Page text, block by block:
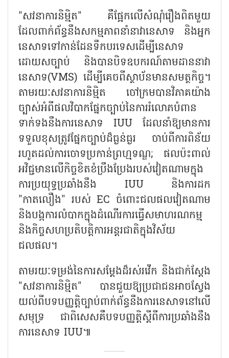
"សវនាការនិម្មិត" ​គឺផ្អែកលើសំណុំរឿងពិត​មួយ
ដែលពាក់ព័ន្ធនឹងសកម្មភាពនាំនា​វានេសាទ និងអ្នក
នេសាទទៅកាន់ដែនទឹកបរទេសដើម្បី​​នេសាទ
ដោយសច្បាប់ និង​បានបិទ​ឧបករណ៍តាម​ដាន​នាវា
នេសាទ(VMS) ដើម្បីគេចពីស្ថាប័ន​មានសមត្ថកិច្ច​។
តាមរយៈសវនាការនិម្មិត ចៅក្រមបានវិភាគយ៉ាង
ច្បាស់អំពីផលវិបាក​ផ្នែកច្បាប់នៃការរំលោភបំពាន
ទាក់ទងនឹងការនេសាទ​ IUU ដែលនាំឱ្យមានការ
ទទួលខុសត្រូវផ្នែកច្បាប់ដ៏​ធ្ងន់ធ្ងរ ចាប់ពីការពិន័យ
រហូតដល់ការចោទ​ប្រកាន់​ព្រហ្មទណ្ឌ; ផលប៉ះពាល់
អវិជ្ជមានលើកិច្ចខិតខំប្រឹងប្រែងរបស់វៀតណាមក្នុង
ការប្រយុទ្ធប្រឆាំងនឹង IUU និងការដក
"កាតលឿង" របស់ EC ចំពោះជលផលវៀតណាម
និងបង្ក​ការលំបាកក្នុងដំណើរការធ្វើសមាហរណកម្ម
និងកិច្ចសហប្រតិបត្តិការ​អន្តរជាតិ​ក្នុង​វិស័យ​
ជលផល។
តាមរយៈទម្រង់នៃការសម្ដែងដ៏រស់រវើក និងជាក់ស្តែង
"សវនាការនិម្មិត" បានជួយឱ្យប្រជាជនអាចស្វែង​
យល់ពី​បទបញ្ញត្តិច្បាប់ពាក់ព័ន្ធនឹងការនេសាទនៅលើ
សមុទ្រ ជាពិសេសគឺបទបញ្ញត្តិស្តីពីការប្រឆាំងនឹង
ការនេសាទ IUU៕